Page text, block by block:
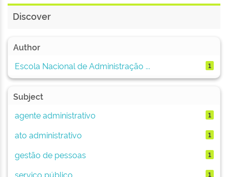
Discover
Author
Escola Nacional de Administração ...
1
Subject
agente administrativo
1
ato administrativo 1
gestão de pessoas 1
serviço público 1